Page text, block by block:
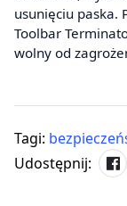
usunięciu paska.
Toolbar
wolny od
Tagi:
Udostępnij: